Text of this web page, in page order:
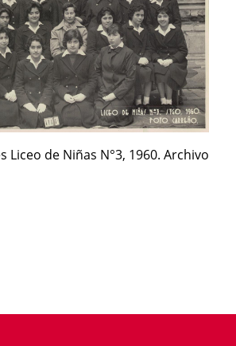
Liceo de Niñas N°3, 1960. Archivo